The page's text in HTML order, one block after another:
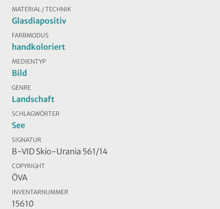
MATERIAL / TECHNIK
Glasdiapositiv
FARBMODUS
handkoloriert
MEDIENTYP
Bild
GENRE
Landschaft
SCHLAGWÖRTER
See
SIGNATUR
B-VID Skio-Urania 561/14
COPYRIGHT
ÖVA
INVENTARNUMMER
15610